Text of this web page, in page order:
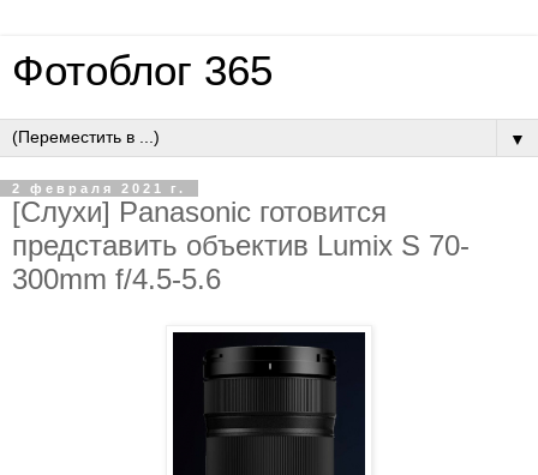
Фотоблог 365
▼
2 февраля 2021 г.
[Слухи] Panasonic готовится
представить объектив Lumix S 70-
300mm f/4.5-5.6